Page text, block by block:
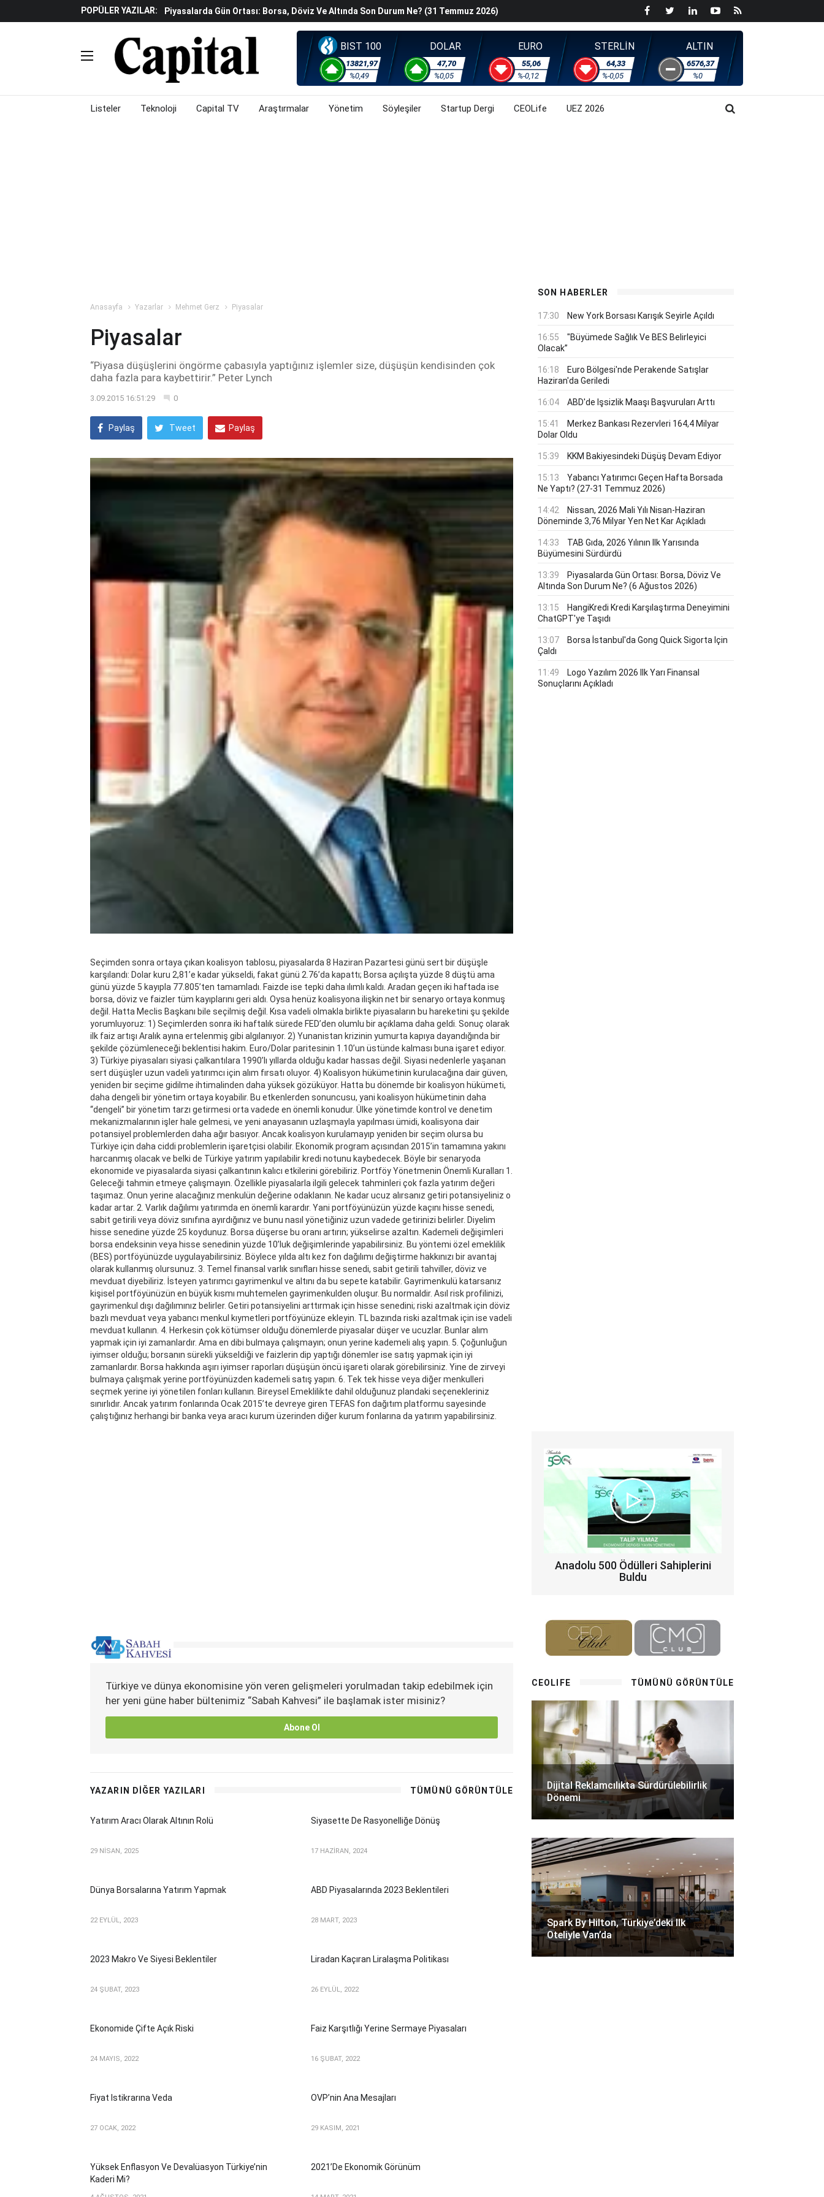
POPÜLER YAZILAR:
Yapay Zeka Reklamlarında Kurallar Değişiyor
Beyaz Eşya Sektöründe Daralma Sürüyor
Döviz Ve Altın Güne Nasıl Başladı? (31 Temmuz 2026)
Küresel Piyasalarda Teknoloji Rallisi Risk Iştahını Artırdı
Piyasalarda Gün Ortası: Borsa, Döviz Ve Altında Son Durum Ne? (31 Temmuz 2026)
BIST 100
13821,97
%0,49
DOLAR
47,70
%0,05
EURO
55,06
%-0,12
STERLİN
64,33
%-0,05
ALTIN
6576,37
%0
Listeler Teknoloji Capital TV Araştırmalar Yönetim Söyleşiler Startup Dergi CEOLife UEZ 2026
Anasayfa Yazarlar Mehmet Gerz Piyasalar
Piyasalar
“Piyasa düşüşlerini öngörme çabasıyla yaptığınız işlemler size, düşüşün kendisinden çok
daha fazla para kaybettirir.” Peter Lynch
3.09.2015 16:51:29 0
Paylaş Tweet Paylaş
Seçimden sonra ortaya çıkan koalisyon tablosu, piyasalarda 8 Haziran Pazartesi günü sert bir düşüşle
karşılandı: Dolar kuru 2,81’e kadar yükseldi, fakat günü 2.76’da kapattı; Borsa açılışta yüzde 8 düştü ama
günü yüzde 5 kayıpla 77.805’ten tamamladı. Faizde ise tepki daha ılımlı kaldı. Aradan geçen iki haftada ise
borsa, döviz ve faizler tüm kayıplarını geri aldı. Oysa henüz koalisyona ilişkin net bir senaryo ortaya konmuş
değil. Hatta Meclis Başkanı bile seçilmiş değil. Kısa vadeli olmakla birlikte piyasaların bu hareketini şu şekilde
yorumluyoruz: 1) Seçimlerden sonra iki haftalık sürede FED’den olumlu bir açıklama daha geldi. Sonuç olarak
ilk faiz artışı Aralık ayına ertelenmiş gibi algılanıyor. 2) Yunanistan krizinin yumurta kapıya dayandığında bir
şekilde çözümleneceği beklentisi hakim. Euro/Dolar paritesinin 1.10’un üstünde kalması buna işaret ediyor.
3) Türkiye piyasaları siyasi çalkantılara 1990’lı yıllarda olduğu kadar hassas değil. Siyasi nedenlerle yaşanan
sert düşüşler uzun vadeli yatırımcı için alım fırsatı oluyor. 4) Koalisyon hükümetinin kurulacağına dair güven,
yeniden bir seçime gidilme ihtimalinden daha yüksek gözüküyor. Hatta bu dönemde bir koalisyon hükümeti,
daha dengeli bir yönetim ortaya koyabilir. Bu etkenlerden sonuncusu, yani koalisyon hükümetinin daha
“dengeli” bir yönetim tarzı getirmesi orta vadede en önemli konudur. Ülke yönetimde kontrol ve denetim
mekanizmalarının işler hale gelmesi, ve yeni anayasanın uzlaşmayla yapılması ümidi, koalisyona dair
potansiyel problemlerden daha ağır basıyor. Ancak koalisyon kurulamayıp yeniden bir seçim olursa bu
Türkiye için daha ciddi problemlerin işaretçisi olabilir. Ekonomik program açısından 2015’in tamamına yakını
harcanmış olacak ve belki de Türkiye yatırım yapılabilir kredi notunu kaybedecek. Böyle bir senaryoda
ekonomide ve piyasalarda siyasi çalkantının kalıcı etkilerini görebiliriz. Portföy Yönetmenin Önemli Kuralları 1.
Geleceği tahmin etmeye çalışmayın. Özellikle piyasalarla ilgili gelecek tahminleri çok fazla yatırım değeri
taşımaz. Onun yerine alacağınız menkulün değerine odaklanın. Ne kadar ucuz alırsanız getiri potansiyeliniz o
kadar artar. 2. Varlık dağılımı yatırımda en önemli karardır. Yani portföyünüzün yüzde kaçını hisse senedi,
sabit getirili veya döviz sınıfına ayırdığınız ve bunu nasıl yönetiğiniz uzun vadede getirinizi belirler. Diyelim
hisse senedine yüzde 25 koydunuz. Borsa düşerse bu oranı artırın; yükselirse azaltın. Kademeli değişimleri
borsa endeksinin veya hisse senedinin yüzde 10’luk değişimlerinde yapabilirsiniz. Bu yöntemi özel emeklilik
(BES) portföyünüzde uygulayabilirsiniz. Böylece yılda altı kez fon dağılımı değiştirme hakkınızı bir avantaj
olarak kullanmış olursunuz. 3. Temel finansal varlık sınıfları hisse senedi, sabit getirili tahviller, döviz ve
mevduat diyebiliriz. İsteyen yatırımcı gayrimenkul ve altını da bu sepete katabilir. Gayrimenkulü katarsanız
kişisel portföyünüzün en büyük kısmı muhtemelen gayrimenkulden oluşur. Bu normaldir. Asıl risk profilinizi,
gayrimenkul dışı dağılımınız belirler. Getiri potansiyelini arttırmak için hisse senedini; riski azaltmak için döviz
bazlı mevduat veya yabancı menkul kıymetleri portföyünüze ekleyin. TL bazında riski azaltmak için ise vadeli
mevduat kullanın. 4. Herkesin çok kötümser olduğu dönemlerde piyasalar düşer ve ucuzlar. Bunlar alım
yapmak için iyi zamanlardır. Ama en dibi bulmaya çalışmayın; onun yerine kademeli alış yapın. 5. Çoğunluğun
iyimser olduğu; borsanın sürekli yükseldiği ve faizlerin dip yaptığı dönemler ise satış yapmak için iyi
zamanlardır. Borsa hakkında aşırı iyimser raporları düşüşün öncü işareti olarak görebilirsiniz. Yine de zirveyi
bulmaya çalışmak yerine portföyünüzden kademeli satış yapın. 6. Tek tek hisse veya diğer menkulleri
seçmek yerine iyi yönetilen fonları kullanın. Bireysel Emeklilikte dahil olduğunuz plandaki seçenekleriniz
sınırlıdır. Ancak yatırım fonlarında Ocak 2015’te devreye giren TEFAS fon dağıtım platformu sayesinde
çalıştığınız herhangi bir banka veya aracı kurum üzerinden diğer kurum fonlarına da yatırım yapabilirsiniz.
Türkiye ve dünya ekonomisine yön veren gelişmeleri yorulmadan takip edebilmek için
her yeni güne haber bültenimiz “Sabah Kahvesi” ile başlamak ister misiniz?
Abone Ol
YAZARIN DİĞER YAZILARI TÜMÜNÜ GÖRÜNTÜLE
Yatırım Aracı Olarak Altının Rolü
29 NİSAN, 2025
Siyasette De Rasyonelliğe Dönüş
17 HAZİRAN, 2024
Dünya Borsalarına Yatırım Yapmak
22 EYLÜL, 2023
ABD Piyasalarında 2023 Beklentileri
28 MART, 2023
2023 Makro Ve Siyesi Beklentiler
24 ŞUBAT, 2023
Liradan Kaçıran Liralaşma Politikası
26 EYLÜL, 2022
Ekonomide Çifte Açık Riski
24 MAYIS, 2022
Faiz Karşıtlığı Yerine Sermaye Piyasaları
16 ŞUBAT, 2022
Fiyat Istikrarına Veda
27 OCAK, 2022
OVP’nin Ana Mesajları
29 KASIM, 2021
Yüksek Enflasyon Ve Devalüasyon Türkiye’nin
Kaderi Mi?
2021’de Ekonomik Görünüm
SON HABERLER
17:30 New York Borsası Karışık Seyirle Açıldı
16:55
"Büyümede Sağlık Ve BES Belirleyici
Olacak”
16:18
Euro Bölgesi'nde Perakende Satışlar
Haziran'da Geriledi
16:04 ABD'de Işsizlik Maaşı Başvuruları Arttı
15:41
Merkez Bankası Rezervleri 164,4 Milyar
Dolar Oldu
15:39 KKM Bakiyesindeki Düşüş Devam Ediyor
15:13
Yabancı Yatırımcı Geçen Hafta Borsada
Ne Yaptı? (27-31 Temmuz 2026)
14:42
Nissan, 2026 Mali Yılı Nisan-Haziran
Döneminde 3,76 Milyar Yen Net Kar Açıkladı
14:33
TAB Gıda, 2026 Yılının Ilk Yarısında
Büyümesini Sürdürdü
13:39
Piyasalarda Gün Ortası: Borsa, Döviz Ve
Altında Son Durum Ne? (6 Ağustos 2026)
13:15
HangiKredi Kredi Karşılaştırma Deneyimini
ChatGPT'ye Taşıdı
13:07
Borsa İstanbul'da Gong Quick Sigorta Için
Çaldı
11:49
Logo Yazılım 2026 Ilk Yarı Finansal
Sonuçlarını Açıkladı
Anadolu 500 Ödülleri Sahiplerini
Buldu
CEOLIFE TÜMÜNÜ GÖRÜNTÜLE
Dijital Reklamcılıkta Sürdürülebilirlik
Dönemi
Spark By Hilton, Türkiye’deki Ilk
Oteliyle Van’da